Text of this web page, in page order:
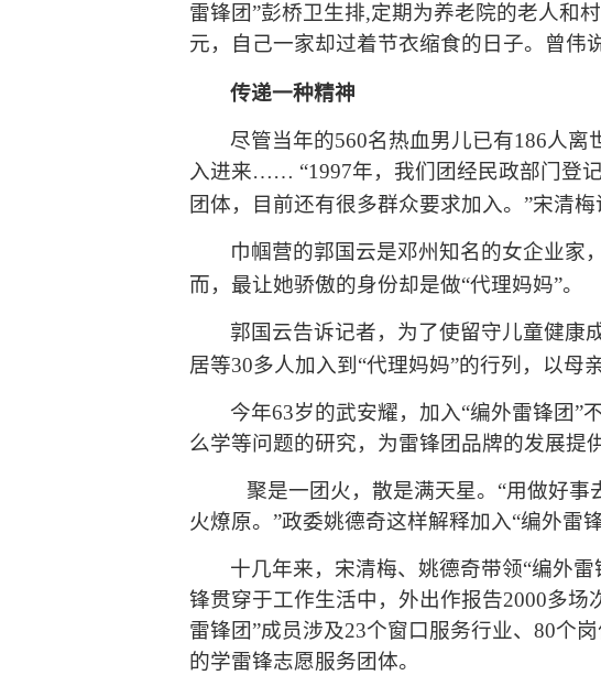
雷锋团”彭桥卫生排,定期为养老院的老人和
元，自己一家却过着节衣缩食的日子。曾伟
传递一种精神
尽管当年的560名热血男儿已有186人离
入进来…… “1997年，我们团经民政部门登
团体，目前还有很多群众要求加入。”宋清梅
巾帼营的郭国云是邓州知名的女企业家
而，最让她骄傲的身份却是做“代理妈妈”。
郭国云告诉记者，为了使留守儿童健康
居等30多人加入到 “代理妈妈”的行列，以母
今年63岁的武安耀，加入“编外雷锋团”
么学等问题的研究，为雷锋团品牌的发展提
聚是一团火，散是满天星。 “用做好事
火燎原。 ”政委姚德奇这样解释加入“编外雷
十几年来，宋清梅、姚德奇带领“编外雷
锋贯穿于工作生活中，外出作报告2000多场
雷锋团”成员涉及23个窗口服务行业、 80个
的学雷锋志愿服务团体。